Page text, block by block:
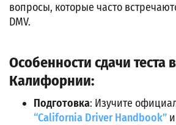
вопросы, которые часто
DMV.
Особенности сдачи теста
Калифорнии:
Подготовка: Изучите
“California Driver Handbook”